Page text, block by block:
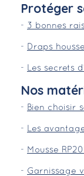
Protéger
- 3 bonnes
- Draps
- Les secrets
Nos
- Bien choisir
- Les
- Mousse
- Garnissage